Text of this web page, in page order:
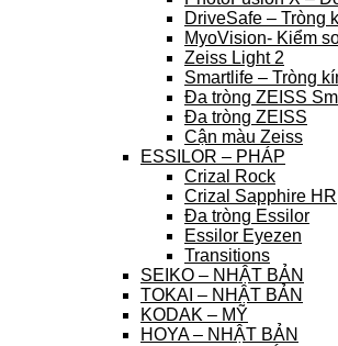
DriveSafe – Tròng
MyoVision- Kiểm
Zeiss Light 2
Smartlife – Tròng
Đa tròng ZEISS
Đa tròng ZEISS
Cận màu Zeiss
ESSILOR – PHÁP
Crizal Rock
Crizal Sapphire HR
Đa tròng Essilor
Essilor Eyezen
Transitions
SEIKO – NHẬT BẢN
TOKAI – NHẬT BẢN
KODAK – MỸ
HOYA – NHẬT BẢN